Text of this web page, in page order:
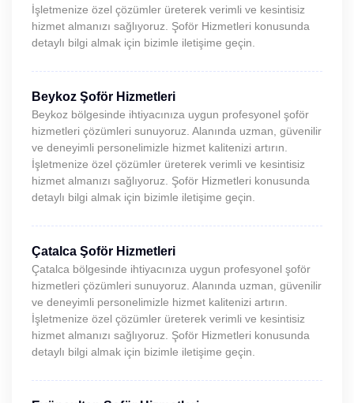
İşletmenize özel çözümler üreterek verimli ve kesintisiz
hizmet almanızı sağlıyoruz. Şoför Hizmetleri konusunda
detaylı bilgi almak için bizimle iletişime geçin.
Beykoz Şoför Hizmetleri
Beykoz bölgesinde ihtiyacınıza uygun profesyonel şoför
hizmetleri çözümleri sunuyoruz. Alanında uzman, güvenilir
ve deneyimli personelimizle hizmet kalitenizi artırın.
İşletmenize özel çözümler üreterek verimli ve kesintisiz
hizmet almanızı sağlıyoruz. Şoför Hizmetleri konusunda
detaylı bilgi almak için bizimle iletişime geçin.
Çatalca Şoför Hizmetleri
Çatalca bölgesinde ihtiyacınıza uygun profesyonel şoför
hizmetleri çözümleri sunuyoruz. Alanında uzman, güvenilir
ve deneyimli personelimizle hizmet kalitenizi artırın.
İşletmenize özel çözümler üreterek verimli ve kesintisiz
hizmet almanızı sağlıyoruz. Şoför Hizmetleri konusunda
detaylı bilgi almak için bizimle iletişime geçin.